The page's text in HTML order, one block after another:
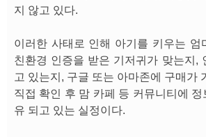
지 않고 있다.
이러한 사태로 인해 아기를 키우는 엄
친환경 인증을 받은 기저귀가 맞는지,
고 있는지, 구글 또는 아마존에 구매가
직접 확인 후 맘 카페 등 커뮤니티에
유 되고 있는 실정이다.